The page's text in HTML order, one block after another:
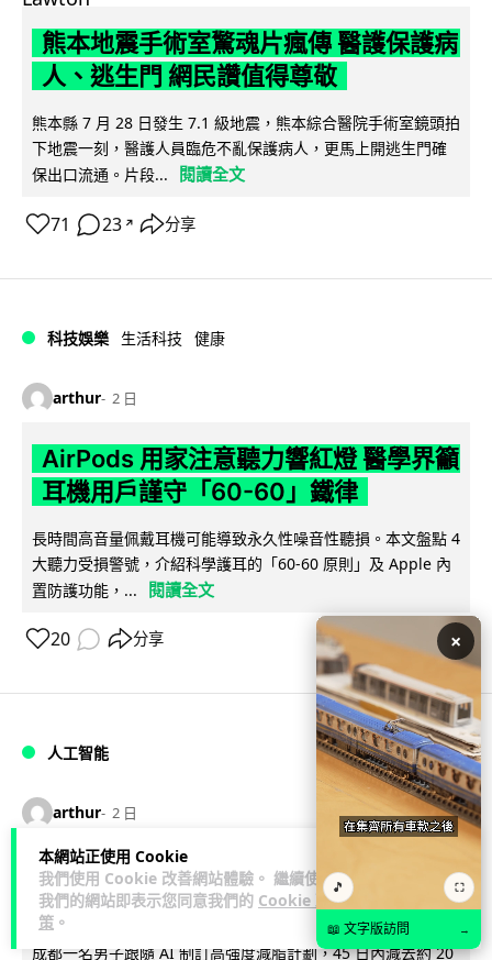
本網站正使用 Cookie
我們使用 Cookie 改善網站體驗。 繼續使用
我們的網站即表示您同意我們的 Cookie 政
策 。
熊本地震手術室驚魂片瘋傳 醫護保護病
人、逃生門 網民讚值得尊敬
熊本縣 7 月 28 日發生 7.1 級地震，熊本綜合醫院手術室鏡頭拍
下地震一刻，醫護人員臨危不亂保護病人，更馬上開逃生門確
保出口流通。片段...
閱讀全文
71 23 ↗ 分享
科技娛樂 生活科技 健康
arthur 2 日
AirPods 用家注意聽力響紅燈 醫學界籲
耳機用戶謹守「60-60」鐵律
長時間高音量佩戴耳機可能導致永久性噪音性聽損。本文盤點 4
大聽力受損警號，介紹科學護耳的「60-60 原則」及 Apple 內
置防護功能，...
閱讀全文
20 分享
人工智能
arthur 2 日
AI 減肥餐單配合高強度操練 成都男
45 日減 20 公斤後多器官衰竭
成都一名男子跟隨 AI 制訂高強度減脂計劃，45 日內減去約 20
×
🎵 ⛶
📖 文字版訪問 →